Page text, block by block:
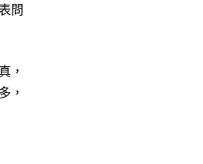
問
，
，